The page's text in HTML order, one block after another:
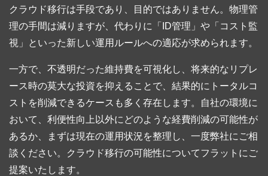
クラウド移行は手段であり、目的ではありません。物理管
理の手間は減りますが、代わりに「ID管理」や「コスト監
視」といった新しい運用ルールへの適応が求められます。
一方で、不透明だった維持費を可視化し、将来的なリプレ
ース時の莫大な投資を抑えることで、結果的にトータルコ
ストを削減できるケースも多く存在します。自社の環境に
おいて、利便性向上以外にどのような経費削減の可能性が
あるか、まずは現在の運用状況を整理し、一度弊社にご相
談ください。クラウド移行の可能性についてフラットにご
提案いたします。